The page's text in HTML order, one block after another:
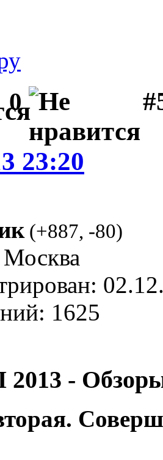
0
23:20
(+887, -80)
1625
-